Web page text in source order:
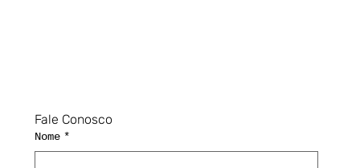
Fale Conosco
Nome *